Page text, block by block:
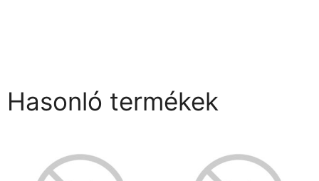
Hasonló termékek